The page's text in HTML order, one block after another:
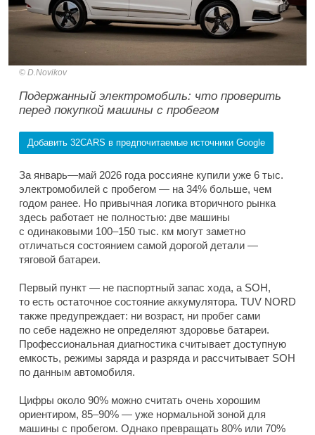
D.Novikov
Подержанный электромобиль: что проверить
перед покупкой машины с пробегом
Добавить 32CARS в предпочитаемые источники Google
За январь—май 2026 года россияне купили уже 6 тыс.
электромобилей с пробегом — на 34% больше, чем
годом ранее. Но привычная логика вторичного рынка
здесь работает не полностью: две машины
с одинаковыми 100–150 тыс. км могут заметно
отличаться состоянием самой дорогой детали —
тяговой батареи.
Первый пункт — не паспортный запас хода, а SOH,
то есть остаточное состояние аккумулятора. TUV NORD
также предупреждает: ни возраст, ни пробег сами
по себе надежно не определяют здоровье батареи.
Профессиональная диагностика считывает доступную
емкость, режимы заряда и разряда и рассчитывает SOH
по данным автомобиля.
Цифры около 90% можно считать очень хорошим
ориентиром, 85–90% — уже нормальной зоной для
машины с пробегом. Однако превращать 80% или 70%